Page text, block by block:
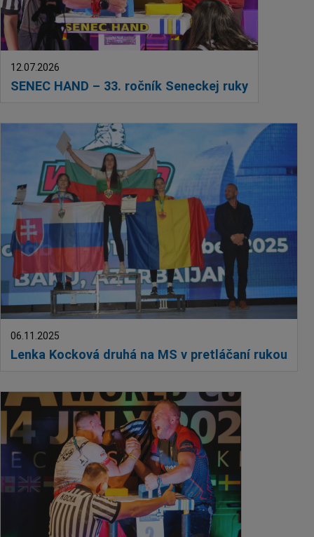
SENEC HAND – 33. ročník Seneckej ruky
12.07.2026
Lenka Kocková druhá na MS v pretláčaní rukou
06.11.2025